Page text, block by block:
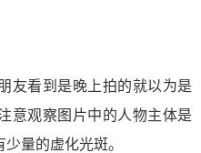
友看到是晚上拍的就以为是
意观察图片中的人物主体是
量的虚化光斑。